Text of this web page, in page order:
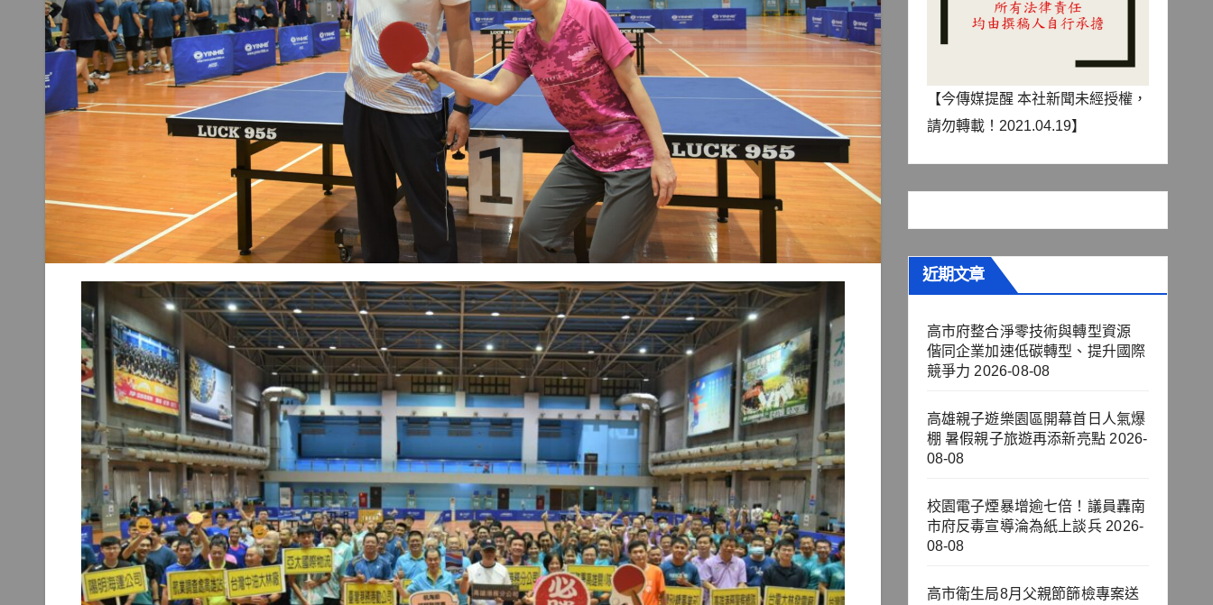
【今傳媒提醒 本社新聞未經授權，
請勿轉載！2021.04.19】
近期文章
高市府整合淨零技術與轉型資源
偕同企業加速低碳轉型、提升國際
競爭力 2026-08-08
高雄親子遊樂園區開幕首日人氣爆
棚 暑假親子旅遊再添新亮點 2026-
08-08
校園電子煙暴增逾七倍！議員轟南
市府反毒宣導淪為紙上談兵 2026-
08-08
高市衛生局8月父親節篩檢專案送